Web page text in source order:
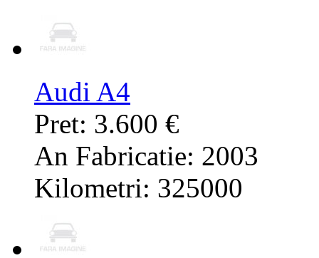
Audi A4
Pret: 3.600 €
An Fabricatie: 2003
Kilometri: 325000